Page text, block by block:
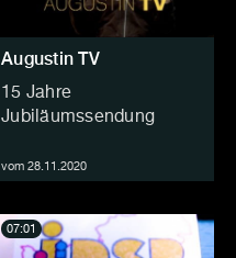
Augustin TV
15 Jahre
Jubiläumssendung
vom 28.11.2020
07:01